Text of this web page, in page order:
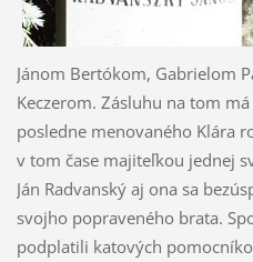
Jánom Bertókom, Gabrielom
Keczerom. Zásluhu na tom
posledne menovaného Klára
v tom čase majiteľkou jednej
Ján Radvanský aj ona sa
svojho popraveného brata.
podplatili katových